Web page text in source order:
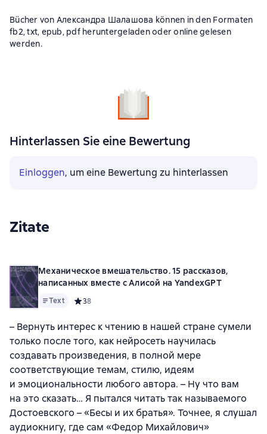
Bücher von Александра Шалашова können in den Formaten
fb2, txt, epub, pdf heruntergeladen oder online gelesen
werden.
Hinterlassen Sie eine Bewertung
Einloggen, um eine Bewertung zu hinterlassen
Zitate
Механическое вмешательство. 15 рассказов,
написанных вместе с Алисой на YandexGPT
Text Средний рейтинг 3 на основе 8 оценок
38
– Вернуть интерес к чтению в нашей стране сумели
только после того, как нейросеть научилась
создавать произведения, в полной мере
соответствующие темам, стилю, идеям
и эмоциональности любого автора. – Ну что вам
на это сказать… Я пытался читать так называемого
Достоевского – «Бесы и их братья». Точнее, я слушал
аудиокнигу, где сам «Федор Михайлович»